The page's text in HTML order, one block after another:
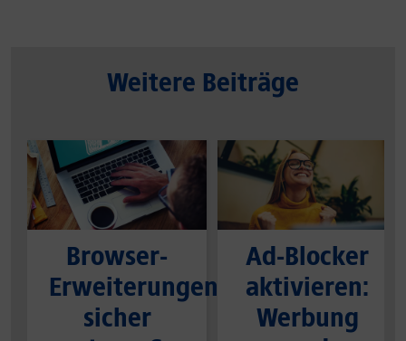
Weitere Beiträge
Browser-
Erweiterungen
sicher
Ad-Blocker
aktivieren:
Werbung